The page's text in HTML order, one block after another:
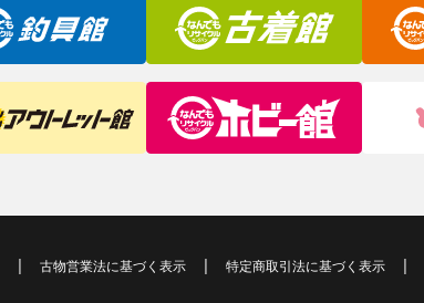
古物営業法に基づく表示 特定商取引法に基づく表示